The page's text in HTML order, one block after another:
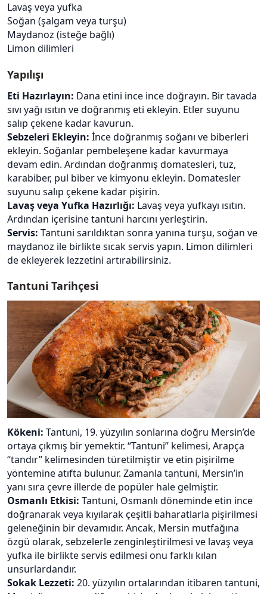
Lavaş veya yufka
Soğan (şalgam veya turşu)
Maydanoz (isteğe bağlı)
Limon dilimleri
Yapılışı
Eti Hazırlayın: Dana etini ince ince doğrayın. Bir tavada
sıvı yağı ısıtın ve doğranmış eti ekleyin. Etler suyunu
salıp çekene kadar kavurun.
Sebzeleri Ekleyin: İnce doğranmış soğanı ve biberleri
ekleyin. Soğanlar pembeleşene kadar kavurmaya
devam edin. Ardından doğranmış domatesleri, tuz,
karabiber, pul biber ve kimyonu ekleyin. Domatesler
suyunu salıp çekene kadar pişirin.
Lavaş veya Yufka Hazırlığı: Lavaş veya yufkayı ısıtın.
Ardından içerisine tantuni harcını yerleştirin.
Servis: Tantuni sarıldıktan sonra yanına turşu, soğan ve
maydanoz ile birlikte sıcak servis yapın. Limon dilimleri
de ekleyerek lezzetini artırabilirsiniz.
Tantuni Tarihçesi
Kökeni: Tantuni, 19. yüzyılın sonlarına doğru Mersin’de
ortaya çıkmış bir yemektir. “Tantuni” kelimesi, Arapça
“tandır” kelimesinden türetilmiştir ve etin pişirilme
yöntemine atıfta bulunur. Zamanla tantuni, Mersin’in
yanı sıra çevre illerde de popüler hale gelmiştir.
Osmanlı Etkisi: Tantuni, Osmanlı döneminde etin ince
doğranarak veya kıyılarak çeşitli baharatlarla pişirilmesi
geleneğinin bir devamıdır. Ancak, Mersin mutfağına
özgü olarak, sebzelerle zenginleştirilmesi ve lavaş veya
yufka ile birlikte servis edilmesi onu farklı kılan
unsurlardandır.
Sokak Lezzeti: 20. yüzyılın ortalarından itibaren tantuni,